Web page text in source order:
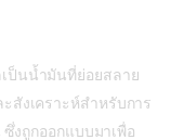
ป็นน้ำมันที่ย่อยสลาย
สังเคราะห์สำหรับการ
ซึ่งถูกออกแบบมาเพื่อ